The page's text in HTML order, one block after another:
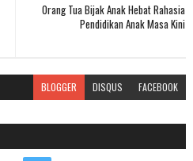
Orang Tua Bijak Anak Hebat Rahasia
Pendidikan Anak Masa Kini
BLOGGER DISQUS FACEBOOK